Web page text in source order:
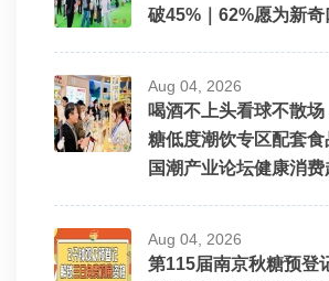
破45%｜62%愿为新
Aug 04, 2026
喝酒不上头看球不散
糖低度潮饮专区配套
国潮产业论坛健康消
Aug 04, 2026
第115届南京秋糖预登